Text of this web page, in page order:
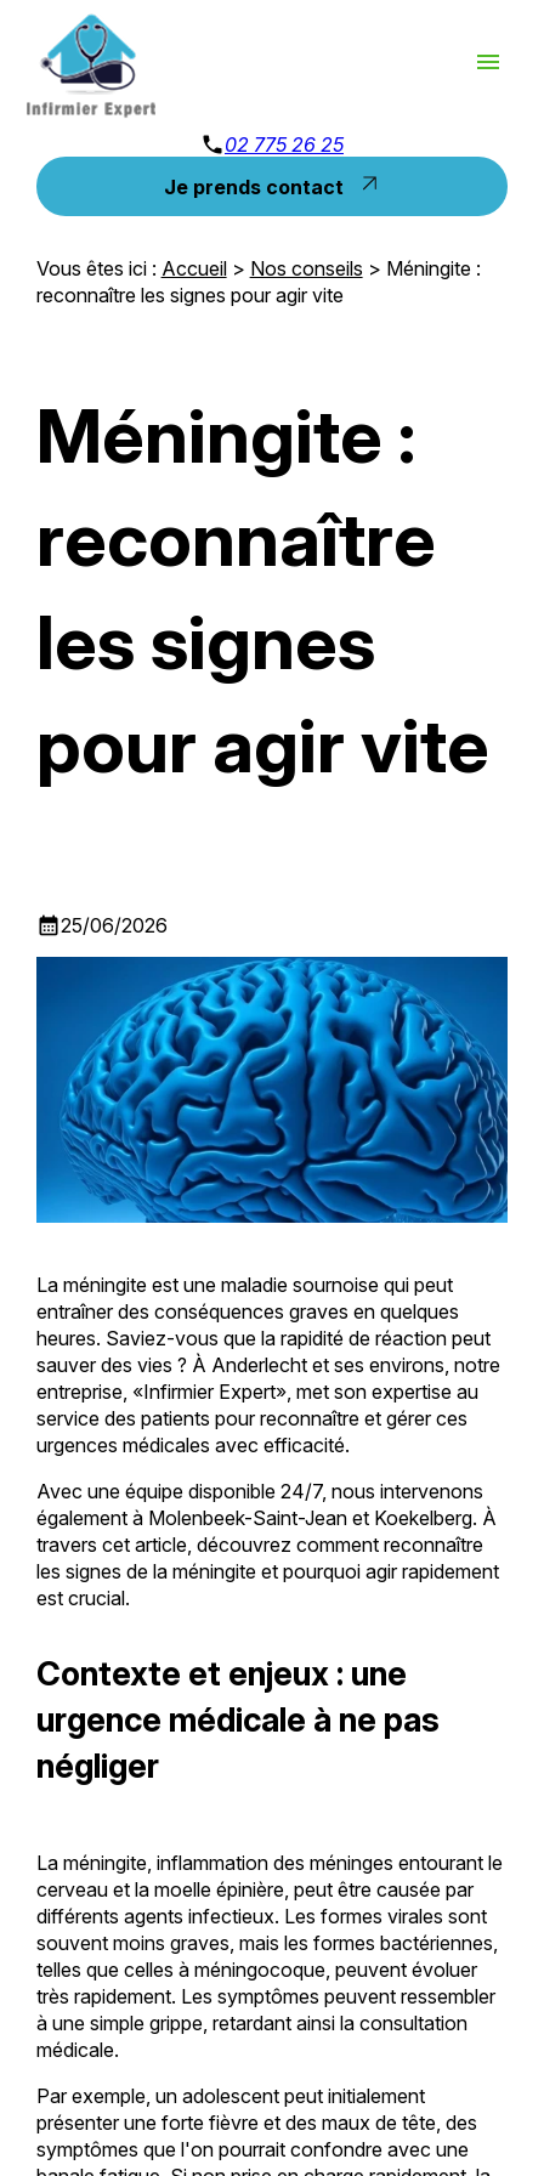
menu
phone02 775 26 25
Je prends contact
Vous êtes ici : Accueil> Nos conseils > Méningite :
reconnaître les signes pour agir vite
Méningite :
reconnaître
les signes
pour agir vite
calendar_month25/06/2026
La méningite est une maladie sournoise qui peut
entraîner des conséquences graves en quelques
heures. Saviez-vous que la rapidité de réaction peut
sauver des vies ? À Anderlecht et ses environs, notre
entreprise, «Infirmier Expert», met son expertise au
service des patients pour reconnaître et gérer ces
urgences médicales avec efficacité.
Avec une équipe disponible 24/7, nous intervenons
également à Molenbeek-Saint-Jean et Koekelberg. À
travers cet article, découvrez comment reconnaître
les signes de la méningite et pourquoi agir rapidement
est crucial.
Contexte et enjeux : une
urgence médicale à ne pas
négliger
La méningite, inflammation des méninges entourant le
cerveau et la moelle épinière, peut être causée par
différents agents infectieux. Les formes virales sont
souvent moins graves, mais les formes bactériennes,
telles que celles à méningocoque, peuvent évoluer
très rapidement. Les symptômes peuvent ressembler
à une simple grippe, retardant ainsi la consultation
médicale.
Par exemple, un adolescent peut initialement
présenter une forte fièvre et des maux de tête, des
symptômes que l'on pourrait confondre avec une
Panneau de gestion des cookies